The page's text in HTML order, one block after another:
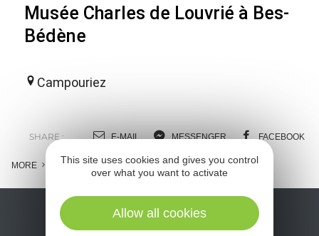
Musée Charles de Louvrié à Bes-
Bédène
Campouriez
SHARE : E-MAIL MESSENGER FACEBOOK
MORE
This site uses cookies and gives you control
over what you want to activate
Allow all cookies